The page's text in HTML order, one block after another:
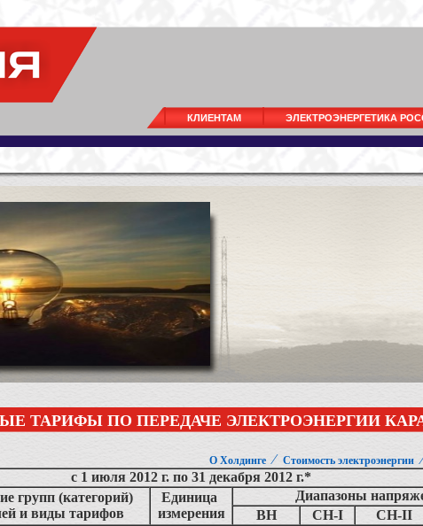
КЛИЕНТАМ ЭЛЕКТРОЭНЕРГЕТИКА
ТАРИФЫ ПО ПЕРЕДАЧЕ ЭЛЕКТРОЭНЕРГИИ
О Холдинге ⁄ Стоимость электроэнергии
с 1 июля 2012 г. по 31 декабря 2012 г.*
групп (категорий)
и виды тарифов
Единица
измерения
Диапазоны
ВН
СН-I СН-II